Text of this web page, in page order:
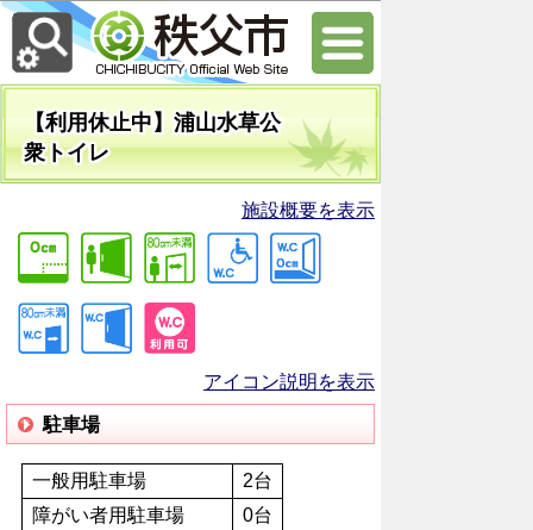
【利用休止中】浦山水草公
衆トイレ
施設概要を表示
アイコン説明を表示
駐車場
一般用駐車場
2台
障がい者用駐車場
0台